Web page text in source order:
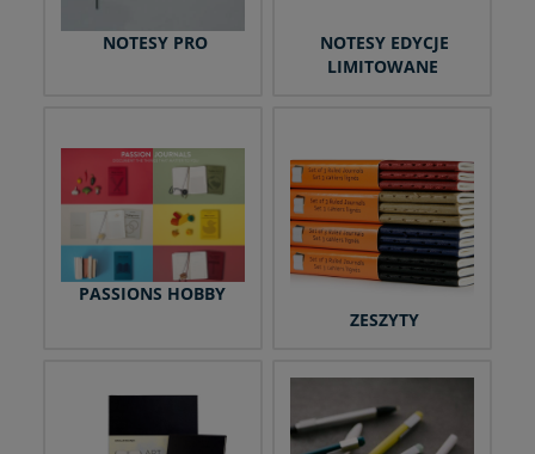
NOTESY PRO
NOTESY EDYCJE
LIMITOWANE
PASSIONS HOBBY
ZESZYTY